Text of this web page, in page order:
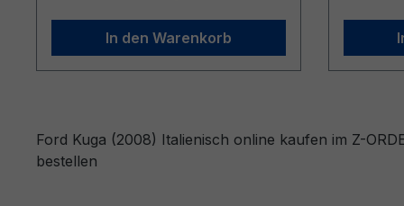
In den Warenkorb
Ford Kuga (2008) Italienisch online kaufen im Z-
bestellen